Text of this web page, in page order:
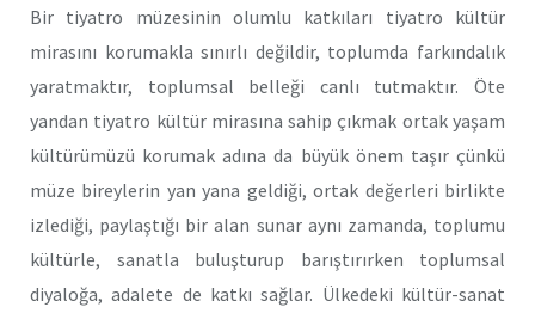
Bir tiyatro müzesinin olumlu katkıları tiyatro kültür
mirasını korumakla sınırlı değildir, toplumda farkındalık
yaratmaktır, toplumsal belleği canlı tutmaktır. Öte
yandan tiyatro kültür mirasına sahip çıkmak ortak yaşam
kültürümüzü korumak adına da büyük önem taşır çünkü
müze bireylerin yan yana geldiği, ortak değerleri birlikte
izlediği, paylaştığı bir alan sunar aynı zamanda, toplumu
kültürle, sanatla buluşturup barıştırırken toplumsal
diyaloğa, adalete de katkı sağlar. Ülkedeki kültür-sanat